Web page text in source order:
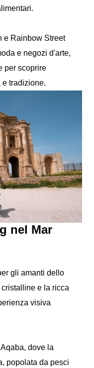
e Rainbow Street
e negozi d'arte,
per scoprire
e tradizione.
nel Mar
gli amanti dello
e la ricca
visiva
dove la
popolata da pesci